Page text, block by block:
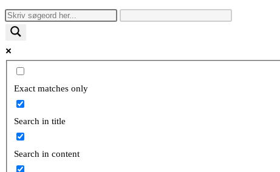
search
Exact matches only
Search in title
Search in content